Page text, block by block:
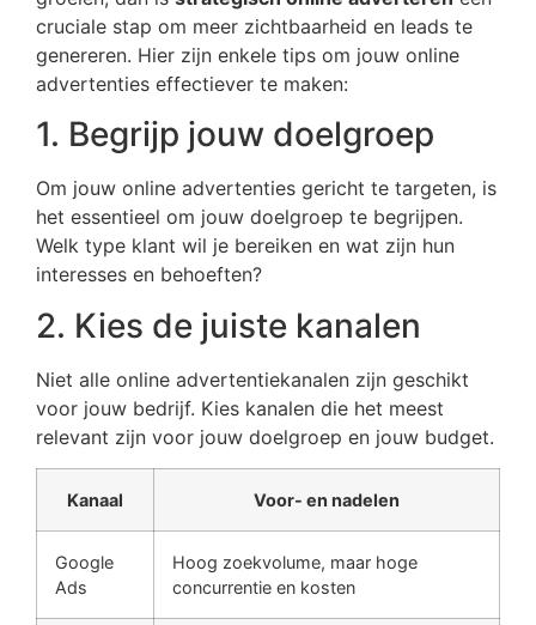
cruciale stap om meer zichtbaarheid en leads te
genereren. Hier zijn enkele tips om jouw online
advertenties effectiever te maken:
1. Begrijp jouw doelgroep
Om jouw online advertenties gericht te targeten, is
het essentieel om jouw doelgroep te begrijpen.
Welk type klant wil je bereiken en wat zijn hun
interesses en behoeften?
2. Kies de juiste kanalen
Niet alle online advertentiekanalen zijn geschikt
voor jouw bedrijf. Kies kanalen die het meest
relevant zijn voor jouw doelgroep en jouw budget.
Kanaal Voor- en nadelen
Google
Ads
Hoog zoekvolume, maar hoge
concurrentie en kosten